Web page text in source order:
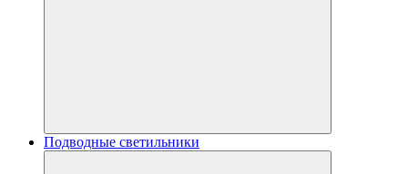
Подводные светильники